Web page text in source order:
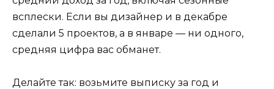
всплески. Если вы дизайнер и в декабре
сделали 5 проектов, а в январе — ни одного,
средняя цифра вас обманет.
Делайте так: возьмите выписку за год и